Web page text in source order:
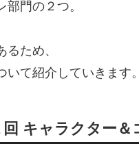
門の２つ。
ため、
いて紹介していきます。
回 キャラクター